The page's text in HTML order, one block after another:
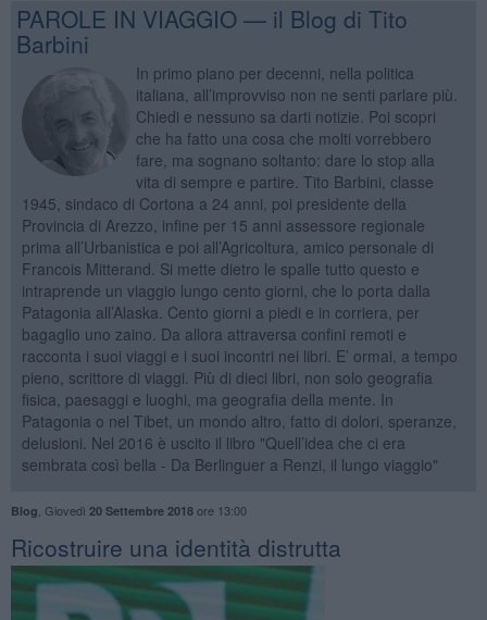
PAROLE IN VIAGGIO — il Blog di Tito
Barbini
In primo piano per decenni, nella politica
italiana, all’improvviso non ne senti parlare più.
Chiedi e nessuno sa darti notizie. Poi scopri
che ha fatto una cosa che molti vorrebbero
fare, ma sognano soltanto: dare lo stop alla
vita di sempre e partire. Tito Barbini, classe
1945, sindaco di Cortona a 24 anni, poi presidente della
Provincia di Arezzo, infine per 15 anni assessore regionale
prima all’Urbanistica e poi all’Agricoltura, amico personale di
Francois Mitterand. Si mette dietro le spalle tutto questo e
intraprende un viaggio lungo cento giorni, che lo porta dalla
Patagonia all’Alaska. Cento giorni a piedi e in corriera, per
bagaglio uno zaino. Da allora attraversa confini remoti e
racconta i suoi viaggi e i suoi incontri nei libri. E’ ormai, a tempo
pieno, scrittore di viaggi. Più di dieci libri, non solo geografia
fisica, paesaggi e luoghi, ma geografia della mente. In
Patagonia o nel Tibet, un mondo altro, fatto di dolori, speranze,
delusioni. Nel 2016 è uscito il libro "Quell’idea che ci era
sembrata così bella - Da Berlinguer a Renzi, il lungo viaggio"
Blog Giovedì 20 Settembre 2018ore 13:00
Ricostruire una identità distrutta